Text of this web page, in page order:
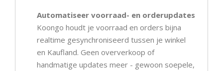
Automatiseer voorraad- en orderupdates
Koongo houdt je voorraad en orders bijna
realtime gesynchroniseerd tussen je winkel
en Kaufland. Geen oververkoop of
handmatige updates meer - gewoon soepele,